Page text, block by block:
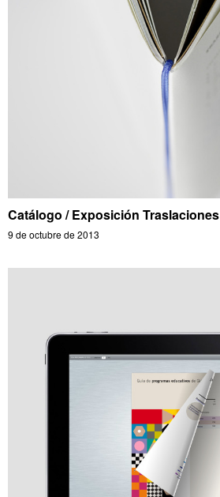
Catálogo / Exposición Traslaciones
9 de octubre de 2013